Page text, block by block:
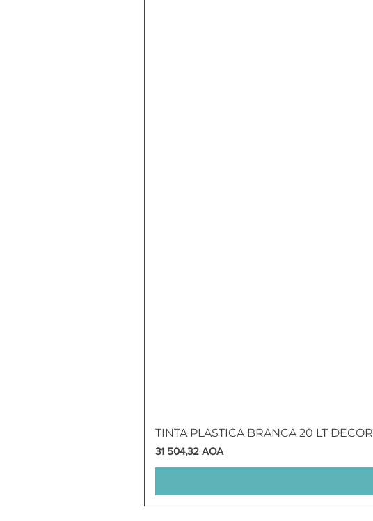
TINTA PLASTICA BRANCA 20 LT DECOR
Preço
31 504,32 AOA